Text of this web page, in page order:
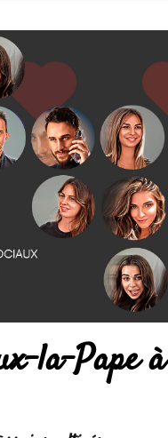
la-Pape à